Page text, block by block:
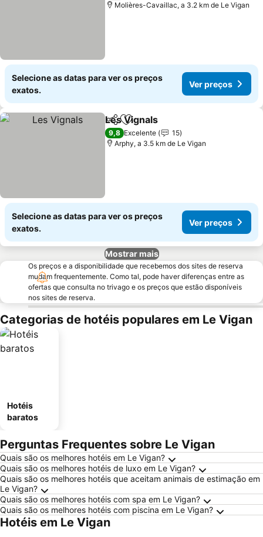
Molières-Cavaillac, a 3.2 km de Le Vigan
Selecione as datas para ver os preços
exatos.
Ver preços
PartilharAdicionar aos favoritos
Les Vignals
9,8 Excelente
15
Arphy, a 3.5 km de Le Vigan
Selecione as datas para ver os preços
exatos.
Ver preços
Mostrar mais
Os preços e a disponibilidade que recebemos dos sites de reserva
mudam frequentemente. Como tal, pode haver diferenças entre as
ofertas que consulta no trivago e os preços que estão disponíveis
nos sites de reserva.
Categorias de hotéis populares em Le Vigan
Hotéis
baratos
Perguntas Frequentes sobre Le Vigan
Quais são os melhores hotéis em Le Vigan?
Quais são os melhores hotéis de luxo em Le Vigan?
Quais são os melhores hotéis que aceitam animais de estimação em
Le Vigan?
Quais são os melhores hotéis com spa em Le Vigan?
Quais são os melhores hotéis com piscina em Le Vigan?
Hotéis em Le Vigan